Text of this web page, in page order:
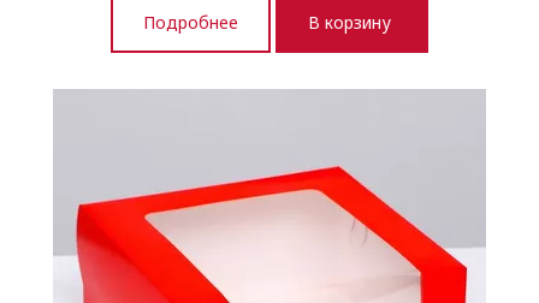
Подробнее В корзину